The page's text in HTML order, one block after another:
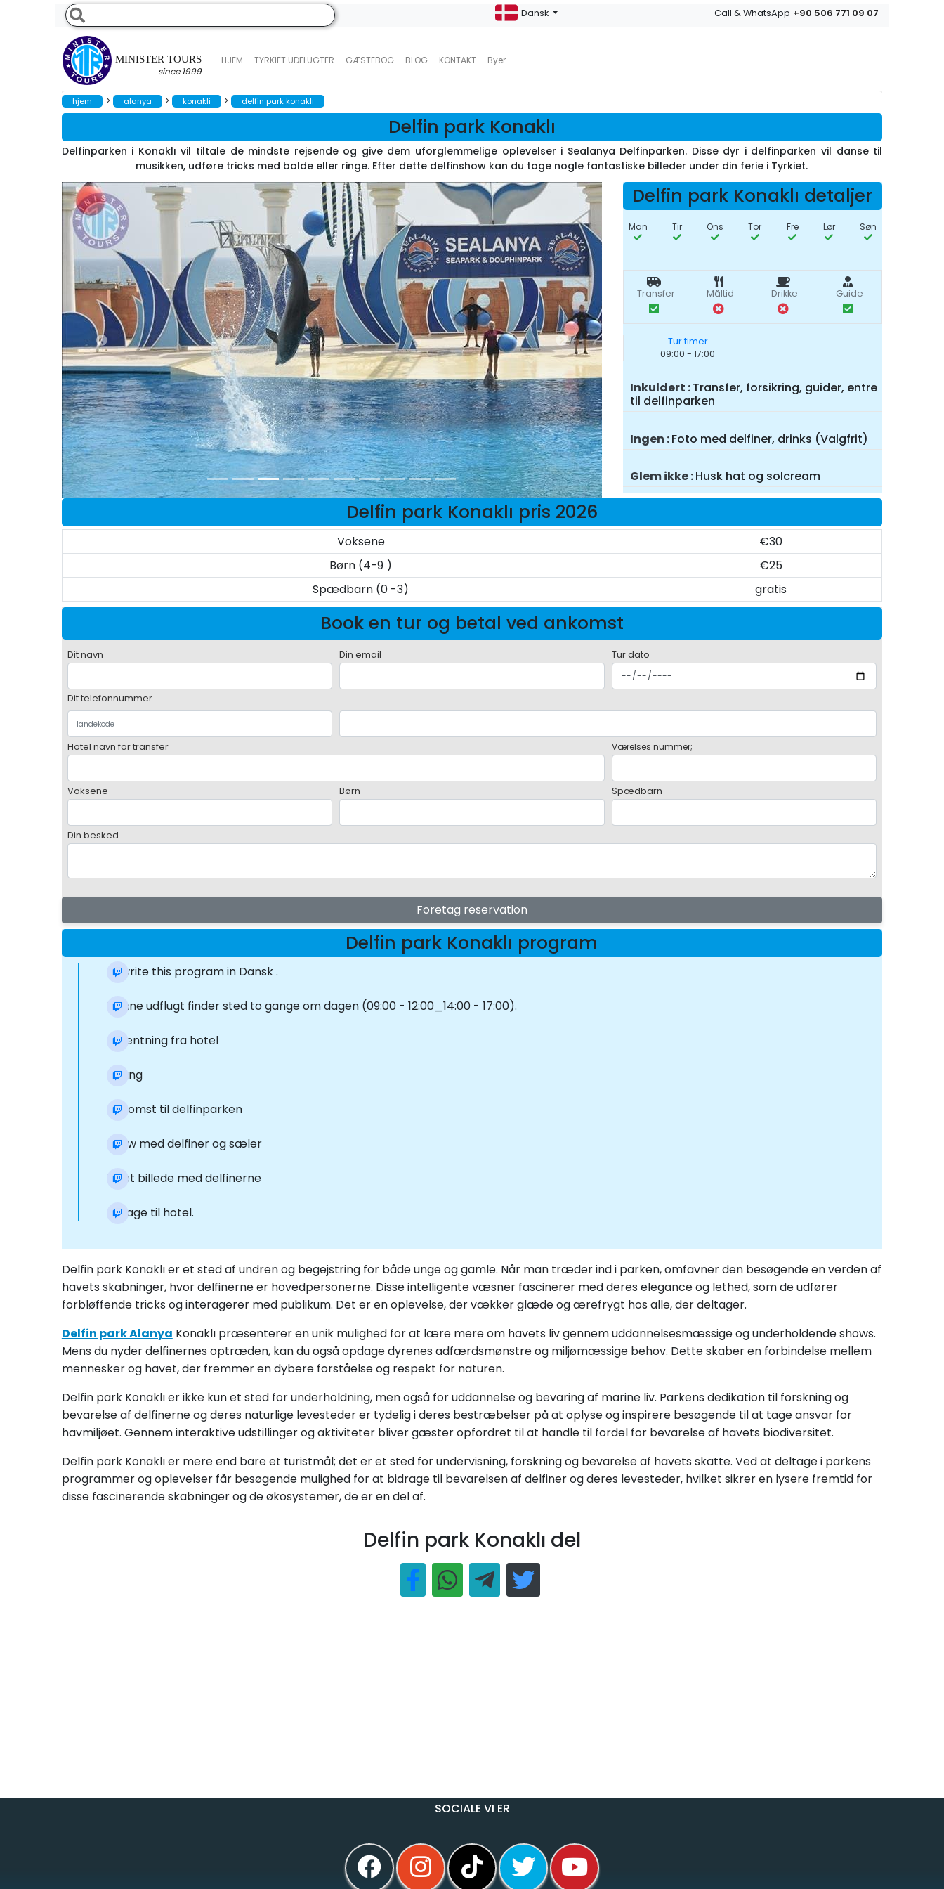
MINISTER TOURS
since 1999
HJEM TYRKIET UDFLUGTER GÆSTEBOG BLOG KONTAKT Byer
Dansk Call & WhatsApp +90 506 771 09 07
hjem > alanya > konakli > delfin park konaklı
Delfin park Konaklı
Delfinparken i Konaklı vil tiltale de mindste rejsende og give dem uforglemmelige oplevelser i Sealanya Delfinparken. Disse dyr i delfinparken vil danse til
musikken, udføre tricks med bolde eller ringe. Efter dette delfinshow kan du tage nogle fantastiske billeder under din ferie i Tyrkiet.
Delfin park Konaklı detaljer
Man Tir Ons Tor Fre Lør Søn
Transfer Måltid Drikke Guide
Tur timer
09:00 - 17:00
Inkuldert Transfer, forsikring, guider, entre
til delfinparken
Ingen Foto med delfiner, drinks (Valgfrit)
Glem ikke Husk hat og solcream
Delfin park Konaklı pris 2026
Voksene
€30
Børn (4-9 )
€25
Spædbarn (0 -3)
gratis
Book en tur og betal ved ankomst
Dit navn Din email Tur dato
Dit telefonnummer
Hotel navn for transfer Værelses nummer;
Voksene Børn Spædbarn
Din besked
Foretag reservation
Delfin park Konaklı program
Rewrite this program in Dansk .
Denne udflugt finder sted to gange om dagen (09:00 - 12:00_14:00 - 17:00).
Afhentning fra hotel
Agang
Ankomst til delfinparken
Show med delfiner og sæler
Få et billede med delfinerne
Tilbage til hotel.
Delfin park Konaklı er et sted af undren og begejstring for både unge og gamle. Når man træder ind i parken, omfavner den besøgende en verden af
​​havets skabninger, hvor delfinerne er hovedpersonerne. Disse intelligente væsner fascinerer med deres elegance og lethed, som de udfører
forbløffende tricks og interagerer med publikum. Det er en oplevelse, der vækker glæde og ærefrygt hos alle, der deltager.
Delfin park Alanya Konaklı præsenterer en unik mulighed for at lære mere om havets liv gennem uddannelsesmæssige og underholdende shows.
Mens du nyder delfinernes optræden, kan du også opdage dyrenes adfærdsmønstre og miljømæssige behov. Dette skaber en forbindelse mellem
mennesker og havet, der fremmer en dybere forståelse og respekt for naturen.
Delfin park Konaklı er ikke kun et sted for underholdning, men også for uddannelse og bevaring af marine liv. Parkens dedikation til forskning og
bevarelse af delfinerne og deres naturlige levesteder er tydelig i deres bestræbelser på at oplyse og inspirere besøgende til at tage ansvar for
havmiljøet. Gennem interaktive udstillinger og aktiviteter bliver gæster opfordret til at handle til fordel for bevarelse af havets biodiversitet.
Delfin park Konaklı er mere end bare et turistmål; det er et sted for undervisning, forskning og bevarelse af havets skatte. Ved at deltage i parkens
programmer og oplevelser får besøgende mulighed for at bidrage til bevarelsen af delfiner og deres levesteder, hvilket sikrer en lysere fremtid for
disse fascinerende skabninger og de økosystemer, de er en del af.
Delfin park Konaklı del
SOCIALE VI ER